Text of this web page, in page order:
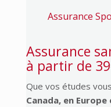
Assurance
Assurance
à partir de
Que vos études
Canada, en